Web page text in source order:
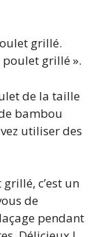
grillé.
grillé ».
de la taille
bambou
utiliser des
c’est un
de
pendant